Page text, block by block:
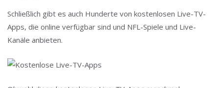
Schließlich gibt es auch Hunderte von kostenlosen Live-TV-
Apps, die online verfügbar sind und NFL-Spiele und Live-
Kanäle anbieten.